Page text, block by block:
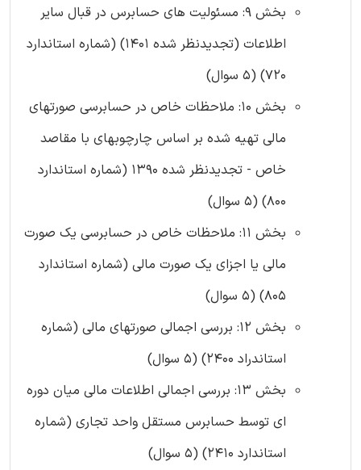
بخش 9: مسئولیت های حسابرس در قبال سایر
اطلاعات (تجدیدنظر شده 1401) (شماره استاندارد
720) (5 سوال)
بخش 10: ملاحظات خاص در حسابرسی صورتهای
مالی تهیه شده بر اساس چارچوبهای با مقاصد
خاص - تجدیدنظر شده 1390 (شماره استاندارد
800) (5 سوال)
بخش 11: ملاحظات خاص در حسابرسی یک صورت
مالی یا اجزای یک صورت مالی (شماره استاندارد
805) (5 سوال)
بخش 12: بررسی‌ اجمالی‌ صورتهای‌ مالی (شماره
استاندراد 2400) (5 سوال)
بخش 13: بررسی اجمالی ‌اطلاعات مالی ‌میان‌ دوره
‌ای ‌توسط حسابرس ‌مستقل ‌واحد تجاری (شماره
استاندارد 2410) (5 سوال)